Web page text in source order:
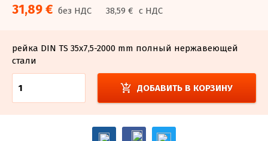
31,89 € без НДС 38,59 € с НДС
рейка DIN TS 35x7,5-2000 mm полный нержавеющей
стали
add_shopping_cart ДОБАВИТЬ В КОРЗИНУ